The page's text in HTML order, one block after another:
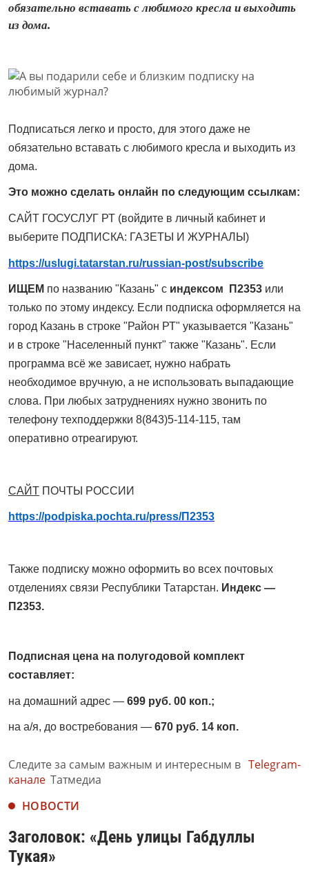
обязательно вставать с любимого кресла и выходить
из дома.
Подписаться легко и просто, для этого даже не
обязательно вставать с любимого кресла и выходить из
дома.
Это можно сделать онлайн по следующим ссылкам:
САЙТ ГОСУСЛУГ РТ (войдите в личный кабинет и
выберите ПОДПИСКА: ГАЗЕТЫ И ЖУРНАЛЫ)
https://uslugi.tatarstan.ru/russian-post/subscribe
ИЩЕМ по названию "Казань" с индексом П2353 или
только по этому индексу. Если подписка оформляется на
город Казань в строке "Район РТ" указывается "Казань"
и в строке "Населенный пункт" также "Казань". Если
программа всё же зависает, нужно набрать
необходимое вручную, а не использовать выпадающие
слова. При любых затруднениях нужно звонить по
телефону техподдержки 8(843)5-114-115, там
оперативно отреагируют.
САЙТ ПОЧТЫ РОССИИ
https://podpiska.pochta.ru/press/П2353
Также подписку можно оформить во всех почтовых
отделениях связи Республики Татарстан. Индекс —
П2353.
Подписная цена на полугодовой комплект
составляет:
на домашний адрес — 699 руб. 00 коп.;
на а/я, до востребования — 670 руб. 14 коп.
Следите за самым важным и интересным в Telegram-
канале Татмедиа
НОВОСТИ
Заголовок: «День улицы Габдуллы
Тукая»